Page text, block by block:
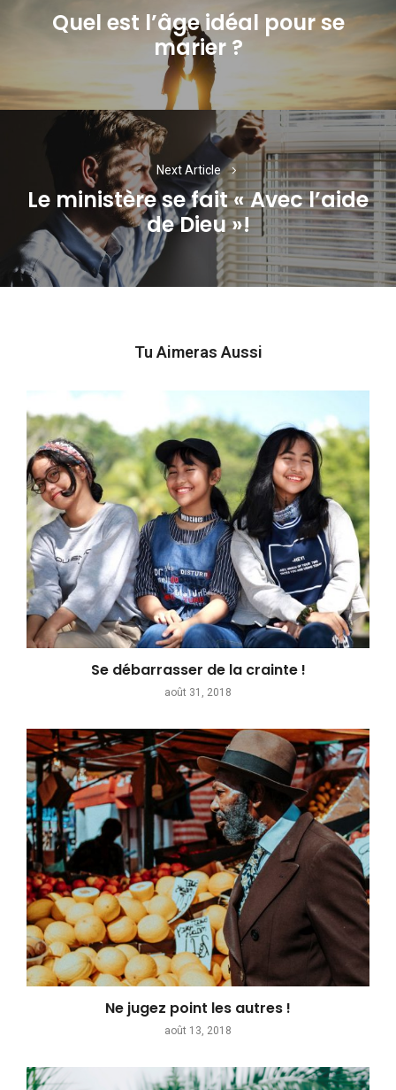
l’article
Previous
post:
Quel est l’âge idéal pour se
marier ?
Next Article
Next
post:
Le ministère se fait « Avec l’aide
de Dieu »!
Tu Aimeras Aussi
Se débarrasser de la crainte !
août 31, 2018
Ne jugez point les autres !
août 13, 2018